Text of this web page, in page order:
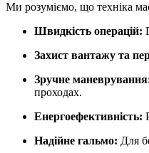
Ми розуміємо, що техніка
Швидкість операцій:
Захист вантажу та
Зручне
проходах.
Енергоефективність:
Надійне гальмо: Для